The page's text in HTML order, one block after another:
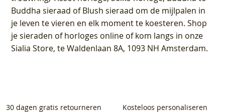
Buddha sieraad of Blush sieraad om de mijlpalen in
je leven te vieren en elk moment te koesteren. Shop
je sieraden of horloges online of kom langs in onze
Sialia Store, te Waldenlaan 8A, 1093 NH Amsterdam.
30 dagen gratis retourneren Kosteloos personaliseren